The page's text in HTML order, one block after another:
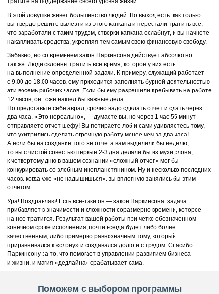
тратите на поддержание своего уровня жизни.
В этой ловушке живет большинство людей. Но выход есть: как только
вы твердо решите вылезти из этого капкана и перестали тратить все,
что заработали с таким трудом, створки капкана ослабнут, и вы начнете
накапливать средства, укрепляя тем самым свою финансовую свободу.
Забавно, но со временем закон Паркинсона действует абсолютно
так же. Люди склонны тратить все время, которое у них есть
на выполнение определенной задачи. К примеру, служащий работает
с 9.00 до 18.00 часов, ему приходится заполнять бурной деятельностью
эти восемь рабочих часов. Если бы ему разрешили пребывать на работе
12 часов, он тоже нашел бы важные дела.
Но представьте себе аврал, срочно надо сделать отчет и сдать через
два часа. «Это нереально», ― думаете вы, но через 1 час 55 минут
отправляете отчет шефу! Вы потираете лоб и сами удивляетесь тому,
что ухитрились сделать огромную работу менее чем за два часа!
А если бы на создание того же отчета вам выделили бы неделю,
то вы с чистой совестью первые 2-3 дня делали бы из мухи слона,
к четвертому дню в вашем сознании «сложный отчет» мог бы
конкурировать со злобным инопланетянином. Ну и несколько последних
часов, когда уже «не надышишься», вы вплотную занялись бы этим
отчетом.
Ура! Поздравляю! Есть все-таки он — закон Паркинсона: задача
прибавляет в значимости и сложности соразмерно времени, которое
на нее тратится. Результат вашей работы при четко обозначенном
конечном сроке исполнения, почти всегда будет либо более
качественным, либо примерно равнозначным тому, который
приравнивался к «слону» и создавался долго и с трудом. Спасибо
Паркинсону за то, что помогает в управлении развитием бизнеса
и жизни, и магия «дедлайна» срабатывает сама.
Поможем с выбором программы